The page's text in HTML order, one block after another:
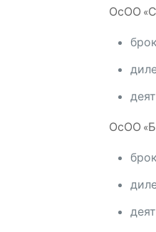
ОсОО
ОсОО